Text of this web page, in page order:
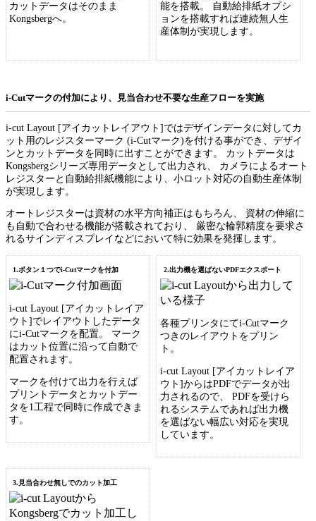
カットデータはそのまま
Kongsbergへ。
能を搭載。 自動給排紙オプシ
ョンを搭載すれば連続無人生
産体制が実現します。
i-Cutマークの付加により、見当合わせ不要な生産フローを実施
i-cut Layout [アイカットレイアウト]ではデザインデータに対してカ
ット用のレジスターマーク (i-Cutマーク)を付ける事ができ、デザイ
ンとカットデータを同時に出すことができます。 カットデータは
Kongsbergシリーズ専用データとして出力され、 カメラによるオート
レジスターと自動給排紙機能により、小ロット対応の自動生産体制
が実現します。
オートレジスターは資材の水平方向補正はもちろん、 資材の伸縮に
も自動で合わせる機能が搭載されており、 厳密な輪郭精度を要求さ
れるサインディスプレイなどにおいて特に効果を発揮します。
1.ボタン１つでi-Cutマークを付加
i-cut Layout [アイカットレイア
ウト]でレイアウトしたデータ
にi-Cutマークを配置。 マーク
はカット位置に沿って自動で
配置されます。
マークを付けて出力を行えば
プリントデータとカットデー
タを1工程で同時に作成できま
す。
2.出力機を選ばないPDFエクスポート
各種プリンタにてi-Cutマーク
つきのレイアウトをプリン
ト。
i-cut Layout [アイカットレイア
ウト]からはPDFでデータが出
力されるので、 PDFを受けら
れるシステムであれば出力機
を選ばない幅広い対応を実現
しています。
3.見当合わせ無しでのカット加工